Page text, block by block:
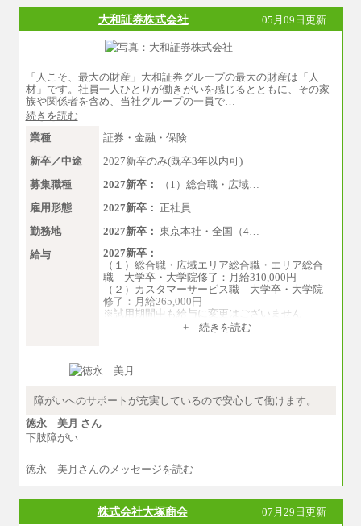
大和証券株式会社 05月09日更新
「人こそ、最大の財産」大和証券グループの最大の財産は「人
材」です。社員一人ひとりが働きがいを感じるとともに、その家
族や関係者を含め、当社グループの一員で…
続きを読む
業種
証券・金融・保険
新卒／中途
2027新卒のみ(既卒3年以内可)
募集職種
2027新卒：
（1）総合職・広域…
雇用形態
2027新卒： 正社員
勤務地
2027新卒： 東京本社・全国（4…
給与
2027新卒：
（１）総合職・広域エリア総合職・エリア総合
職 大学卒・大学院修了：月給310,000円
（２）カスタマーサービス職 大学卒・大学院
修了：月給265,000円
※試用期間中も給与に変更はございません
+ 続きを読む
障がいへのサポートが充実しているので安心して働けます。
徳永 美月 さん
下肢障がい
徳永 美月さんのメッセージを読む
株式会社大塚商会 07月29日更新